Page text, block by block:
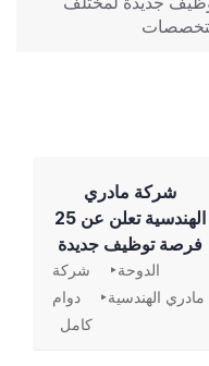
شركة مادري
الهندسية تعلن عن 25
فرصة توظيف جديدة
الدوحة
شركة
مادري الهندسية
دوام
كامل